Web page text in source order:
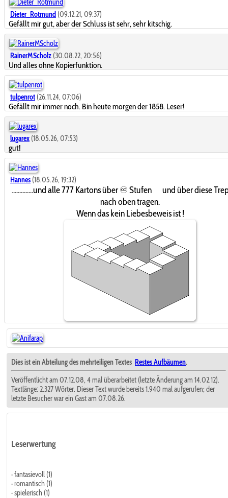
Dieter_Rotmund (09.12.21, 09:37)
Gefällt mir gut, aber der Schluss ist sehr, sehr kitschig.
RainerMScholz (30.08.22, 20:56)
Und alles ohne Kopierfunktion.
tulpenrot (26.11.24, 07:06)
Gefällt mir immer noch. Bin heute morgen der 1858. Leser!
lugarex (18.05.26, 07:53)
gut!
Hannes (18.05.26, 19:32)
..............und alle 777 Kartons über ♾️ Stufen und über diese
nach oben tragen.
Wenn das kein Liebesbeweis ist !
Dies ist ein Abteilung des mehrteiligen Textes Restes Aufbäumen.
Veröffentlicht am 07.12.08, 4 mal überarbeitet (letzte Änderung am 14.02.12).
Textlänge: 2.327 Wörter. Dieser Text wurde bereits 1.940 mal aufgerufen; der
letzte Besucher war ein Gast am 07.08.26.
Leserwertung
· fantasievoll (1)
· romantisch (1)
· spielerisch (1)